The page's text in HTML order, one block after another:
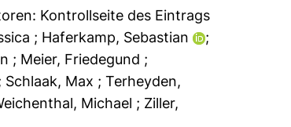
Kontrollseite des Eintrags
; Haferkamp, Sebastian
;
; Meier, Friedegund ;
Schlaak, Max ; Terheyden,
Michael ; Ziller,